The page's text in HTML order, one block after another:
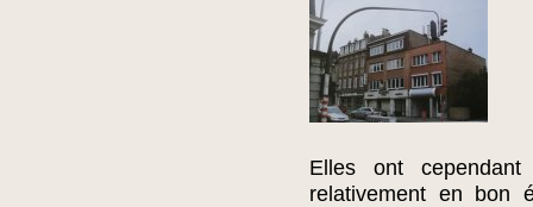
Elles ont cependant
relativement en bon